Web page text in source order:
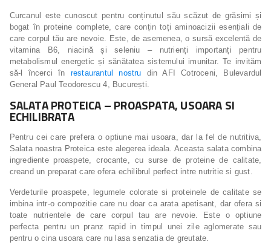
Curcanul este cunoscut pentru conținutul său scăzut de grăsimi și
bogat în proteine complete, care conțin toți aminoacizii esențiali de
care corpul tău are nevoie. Este, de asemenea, o sursă excelentă de
vitamina B6, niacină și seleniu – nutrienți importanți pentru
metabolismul energetic și sănătatea sistemului imunitar. Te invităm
să-l încerci în restaurantul nostru din AFI Cotroceni, Bulevardul
General Paul Teodorescu 4, București.
SALATA PROTEICA – PROASPATA, USOARA SI
ECHILIBRATA
Pentru cei care prefera o optiune mai usoara, dar la fel de nutritiva,
Salata noastra Proteica este alegerea ideala. Aceasta salata combina
ingrediente proaspete, crocante, cu surse de proteine de calitate,
creand un preparat care ofera echilibrul perfect intre nutritie si gust.
Verdeturile proaspete, legumele colorate si proteinele de calitate se
imbina intr-o compozitie care nu doar ca arata apetisant, dar ofera si
toate nutrientele de care corpul tau are nevoie. Este o optiune
perfecta pentru un pranz rapid in timpul unei zile aglomerate sau
pentru o cina usoara care nu lasa senzatia de greutate.